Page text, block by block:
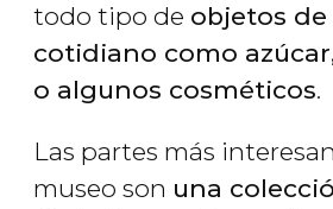
todo tipo de objetos de
cotidiano como
o algunos cosméticos.
Las partes más
museo son una